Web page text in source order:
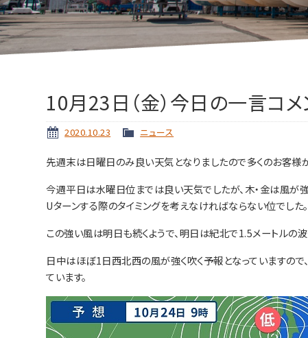
10月23日（金）今日の一言コメ
2020.10.23 ニュース
先週末は日曜日のみ良い天気となりましたので多くのお客様
今週平日は水曜日位までは良い天気でしたが、木・金は風が
Uターンする際のタイミングを考えなければならない位でした。
この強い風は明日も続くようで、明日は紀北で1.5メートルの波
日中はほぼ1日西北西の風が強く吹く予報となっていますの
ています。